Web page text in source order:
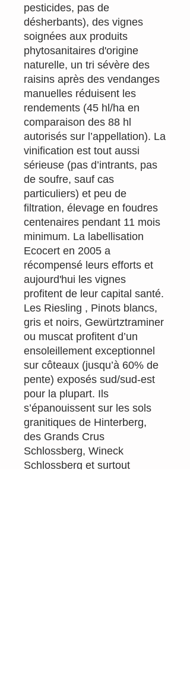
pesticides, pas de
désherbants), des vignes
soignées aux produits
phytosanitaires d'origine
naturelle, un tri sévère des
raisins après des vendanges
manuelles réduisent les
rendements (45 hl/ha en
comparaison des 88 hl
autorisés sur l’appellation). La
vinification est tout aussi
sérieuse (pas d’intrants, pas
de soufre, sauf cas
particuliers) et peu de
filtration, élevage en foudres
centenaires pendant 11 mois
minimum. La labellisation
Ecocert en 2005 a
récompensé leurs efforts et
aujourd'hui les vignes
profitent de leur capital santé.
Les Riesling , Pinots blancs,
gris et noirs, Gewürtztraminer
ou muscat profitent d’un
ensoleillement exceptionnel
sur côteaux (jusqu’à 60% de
pente) exposés sud/sud-est
pour la plupart. Ils
s’épanouissent sur les sols
granitiques de Hinterberg,
des Grands Crus
Schlossberg, Wineck
Schlossberg et surtout